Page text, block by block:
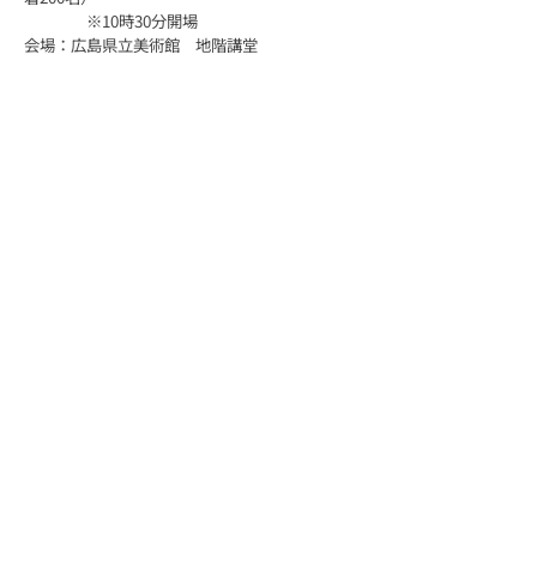
※10時30分開場
会場：広島県立美術館 地階講堂